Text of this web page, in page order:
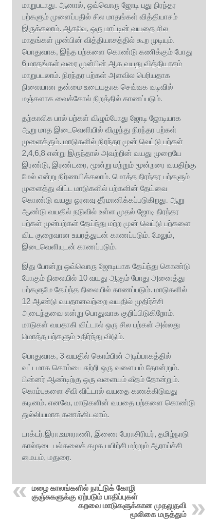
மாறுபடாது. ஆனால், ஒவ்வொரு ஜோடி புது நிரந்தர
பற்களும் முளைப்பதில் சில மாதங்கள் வித்தியாசம்
இருக்கலாம். ஆகவே, ஒரு மாட்டின் வயதை சில
மாதங்கள் முன்பின் வித்தியாசத்தில் கூற முடியும்.
பொதுவாக, இந்த பற்களை கொண்டு கணிக்கும் போது
6 மாதங்கள் வரை முன்பின் ஆக வயது வித்தியாசம்
மாறுபடலாம். நிரந்தர பற்கள் அளவில பெரியதாக
நிலையான தன்மை உடையதாக செவ்வக வடிவில்
மஞ்சளாக வைக்கோல் நிறத்தில் காணப்படும்.
தற்காலிக பால் பற்கள் விழும்போது ஜோடி ஜோடியாக
ஆறு மாத இடைவெளியில் விழுந்து நிரந்தர பற்கள்
முளைக்கும். மாடுகளில் நிரந்தர முன் வெட்டு பற்கள்
2,4,6,8 என்று இருந்தால் அவற்றின் வயது முறையே
இரண்டு, இரண்டரை, மூன்று மற்றும் மூன்றரை வயதிற்கு
மேல் என்று நிர்ணயிக்கலாம். மொத்த நிரந்தர பற்களும்
முளைத்து விட்ட மாடுகளில் பற்களின் தேய்வை
கொண்டு வயது ஓரளவு தீர்மானிக்கப்படுகிறது. ஆறு
ஆண்டு வயதில் நடுவில் உள்ள முதல் ஜோடி நிரந்தர
பற்கள் முன்பற்கள் தேய்ந்து மற்ற முன் வெட்டு பற்களை
விட குறைவான உயரத்துடன் காணப்படும். மேலும்,
இடைவெளியுடன் காணப்படும்.
இது போன்று ஒவ்வொரு ஜோடியாக தேய்ந்து கொண்டு
போகும் நிலையில் 10 வயது ஆகும் போது அனைத்து
பற்களுமே தேய்ந்த நிலையில் காணப்படும். மாடுகளில்
12 ஆண்டு வயதானவற்றை வயதில் முதிர்ச்சி
அடைந்தவை என்று பொதுவாக குறிப்பிடுகிறோம்.
மாடுகள் வயதாகி விட்டால் ஒரு சில பற்கள் அல்லது
மொத்த பற்களும் உதிர்ந்து விடும்.
பொதுவாக, 3 வயதில் கொம்பின் அடிப்பாகத்தில்
வட்டமாக கொம்பை சுற்றி ஒரு வளையம் தோன்றும்.
பின்னர் ஆண்டிற்கு ஒரு வளையம் வீதம் தோன்றும்.
கொம்புகளை சீவி விட்டால் வயதை கணக்கிடுவது
கடினம். எனவே, மாடுகளின் வயதை பற்களை கொண்டு
துல்லியமாக கணக்கிடலாம்.
டாக்டர்.இரா.உமாராணி, இணை பேராசிரியர், தமிழ்நாடு
கால்நடை பல்கலைக் கழக பயிற்சி மற்றும் ஆராய்ச்சி
மையம், மதுரை.
மழை காலங்களில் நாட்டுக் கோழி
குஞ்சுகளுக்கு ஏற்படும் பாதிப்புகள்
கறவை மாடுகளுக்கான முதலுதவி
மூலிகை மருத்தும்